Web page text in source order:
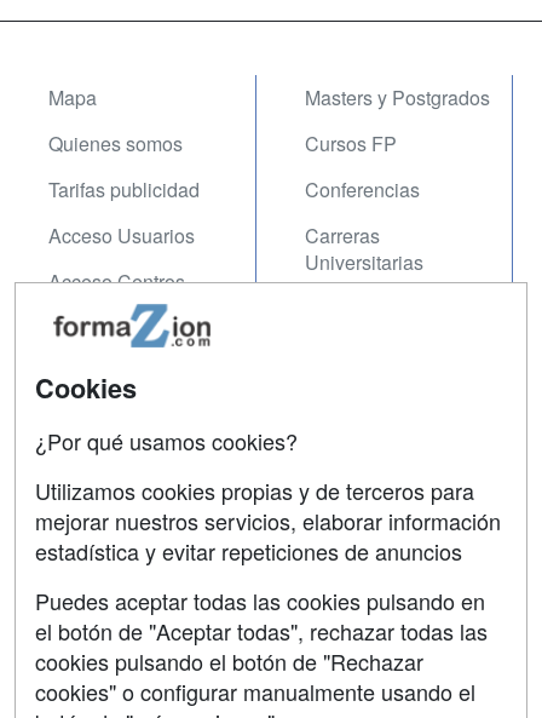
Mapa
Quienes somos
Tarifas publicidad
Acceso Usuarios
Acceso Centros
Masters y Postgrados
Cursos FP
Conferencias
Carreras
Universitarias
Contactar
Copyleft
Grupo formazion:
Cookies
¿Por qué usamos cookies?
Utilizamos cookies propias y de terceros para
mejorar nuestros servicios, elaborar información
estadística y evitar repeticiones de anuncios
Puedes aceptar todas las cookies pulsando en
el botón de "Aceptar todas", rechazar todas las
cookies pulsando el botón de "Rechazar
cookies" o configurar manualmente usando el